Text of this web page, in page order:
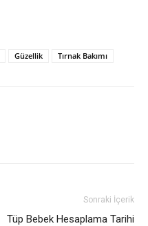
Güzellik Tırnak Bakımı
Sonraki İçerik
Tüp Bebek Hesaplama Tarihi